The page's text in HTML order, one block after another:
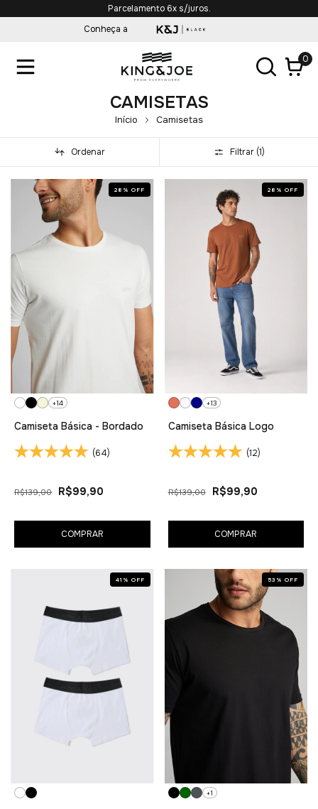
Frete Grátis em compras acima de R$349,90*
Conheça a
0
CAMISETAS
Início Camisetas
Ordenar Filtrar (1)
28 % OFF
+14
Camiseta Básica - Bordado
(64)
R$139,00 R$99,90
COMPRAR
28 % OFF
+13
Camiseta Básica Logo
(12)
R$139,00 R$99,90
COMPRAR
41 % OFF 53 % OFF
+1